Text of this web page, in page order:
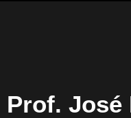
Prof. José